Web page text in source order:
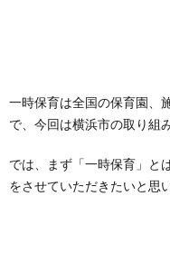
一時保育は全国の保育園、
で、今回は横浜市の取り組
では、まず「一時保育」と
をさせていただきたいと思